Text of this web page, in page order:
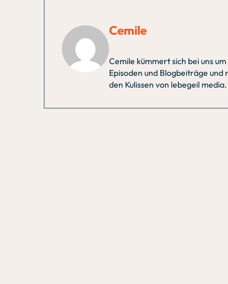
Cemile
Cemile kümmert sich bei uns
Episoden und Blogbeiträge
den Kulissen von lebegeil media.